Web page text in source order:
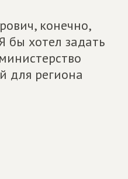
конечно,
бы хотел задать
для региона